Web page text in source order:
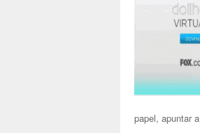
papel, apuntar